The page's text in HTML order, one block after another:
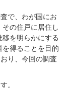
で、わが国にお
の住戸に居住し
を明らかにする
得ることを目的
り、今回の調査
。